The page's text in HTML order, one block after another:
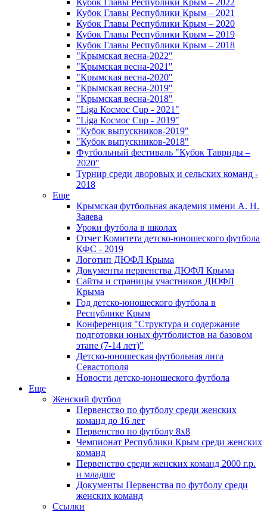
Кубок Главы Республики Крым – 2022
Кубок Главы Республики Крым – 2021
Кубок Главы Республики Крым – 2020
Кубок Главы Республики Крым – 2019
Кубок Главы Республики Крым – 2018
"Крымская весна-2022"
"Крымская весна-2021"
"Крымская весна-2020"
"Крымская весна-2019"
"Крымская весна-2018"
"Liga Космос Cup - 2021"
"Liga Космос Cup - 2019"
"Кубок выпускников-2019"
"Кубок выпускников-2018"
Футбольный фестиваль "Кубок Тавриды –
2020"
Турнир среди дворовых и сельских команд -
2018
Еще
Крымская футбольная академия имени А. Н.
Заяева
Уроки футбола в школах
Отчет Комитета детско-юношеского футбола
КФС - 2019
Логотип ДЮФЛ Крыма
Документы первенства ДЮФЛ Крыма
Сайты и страницы участников ДЮФЛ
Крыма
Год детско-юношеского футбола в
Республике Крым
Конференция "Структура и содержание
подготовки юных футболистов на базовом
этапе (7-14 лет)"
Детско-юношеская футбольная лига
Севастополя
Новости детско-юношеского футбола
Еще
Женский футбол
Первенство по футболу среди женских
команд до 16 лет
Первенство по футболу 8х8
Чемпионат Республики Крым среди женских
команд
Первенство среди женских команд 2000 г.р.
и младше
Документы Первенства по футболу среди
женских команд
Ссылки